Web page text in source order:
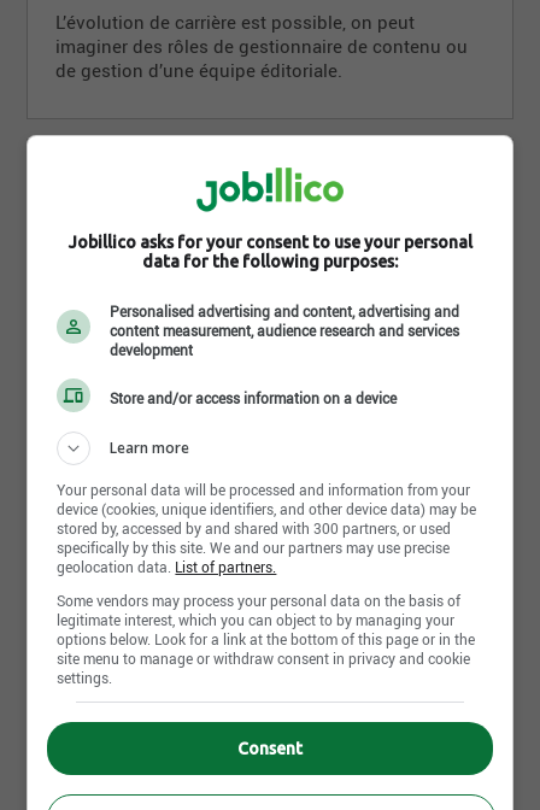
L’évolution de carrière est possible, on peut
imaginer des rôles de gestionnaire de contenu ou
de gestion d’une équipe éditoriale.
Où travaille un(e) Rédacteur
Un rédacteur web travaille dans entreprises
diverses, publiques ou privées, par exemple :
Agences de communication
Agences de marketing digital
gestion du site Web
Gouvernements
Municipalités
Sociétés d’État
Autres appellations de la
profession
Jobillico asks for your consent to use your personal
data for the following purposes:
Personalised advertising and content, advertising and
content measurement, audience research and services
development
Store and/or access information on a device
Learn more
Your personal data will be processed and information from your
device (cookies, unique identifiers, and other device data) may be
stored by, accessed by and shared with 300 partners, or used
specifically by this site. We and our partners may use precise
geolocation data. List of partners.
Some vendors may process your personal data on the basis of
legitimate interest, which you can object to by managing your
options below. Look for a link at the bottom of this page or in the
site menu to manage or withdraw consent in privacy and cookie
settings.
Consent